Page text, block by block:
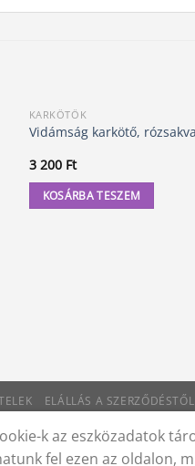
KARKÖTŐK
Vidámság karkötő,
3 200 Ft
KOSÁRBA TESZEM
ELÁLLÁS A SZERZŐDÉSTŐL
k az eszközadatok
fel ezen az oldalon,